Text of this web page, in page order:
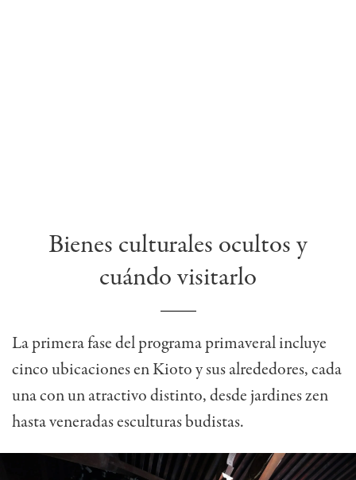
Bienes culturales ocultos y
cuándo visitarlo
La primera fase del programa primaveral incluye
cinco ubicaciones en Kioto y sus alrededores, cada
una con un atractivo distinto, desde jardines zen
hasta veneradas esculturas budistas.